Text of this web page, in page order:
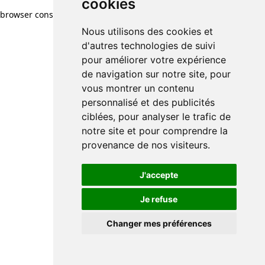
cookies
Nous utilisons des cookies et
d'autres technologies de suivi
pour améliorer votre expérience
de navigation sur notre site, pour
vous montrer un contenu
personnalisé et des publicités
ciblées, pour analyser le trafic de
notre site et pour comprendre la
provenance de nos visiteurs.
J'accepte
Je refuse
Changer mes préférences
browser console for more information)